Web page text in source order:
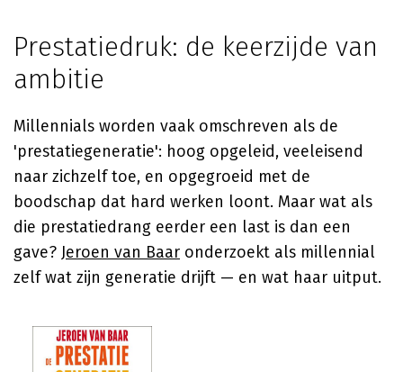
Prestatiedruk: de keerzijde van
ambitie
Millennials worden vaak omschreven als de
'prestatiegeneratie': hoog opgeleid, veeleisend
naar zichzelf toe, en opgegroeid met de
boodschap dat hard werken loont. Maar wat als
die prestatiedrang eerder een last is dan een
gave? Jeroen van Baar onderzoekt als millennial
zelf wat zijn generatie drijft — en wat haar uitput.